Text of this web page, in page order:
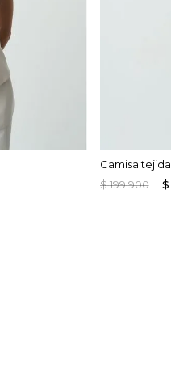
Camisa tejida
$199.900 $